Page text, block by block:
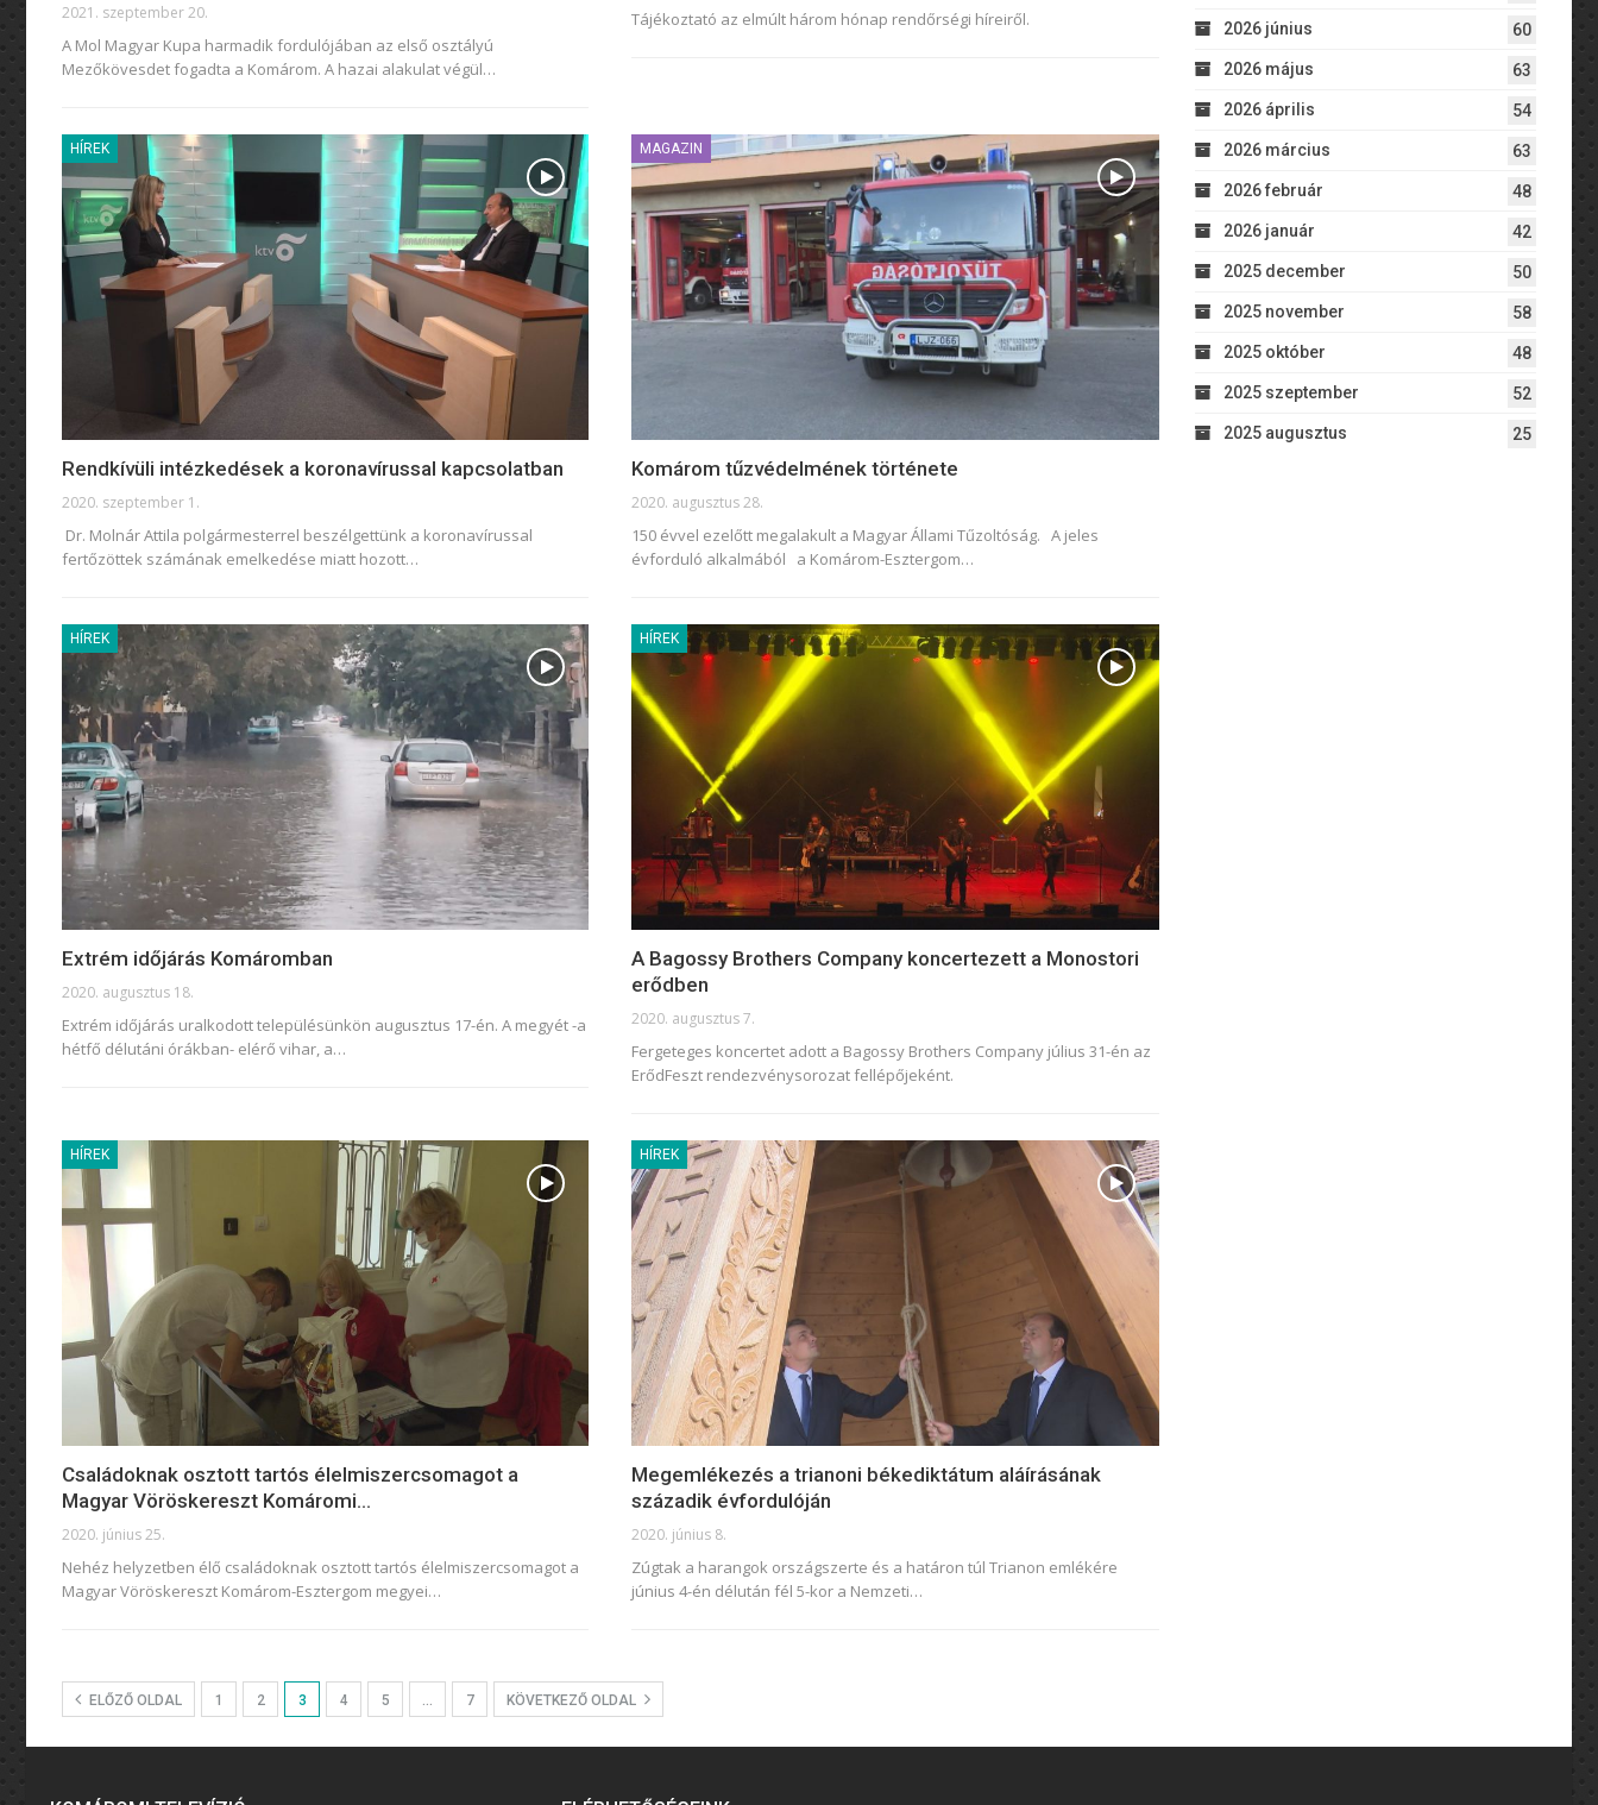
2021. szeptember 20.
A Mol Magyar Kupa harmadik fordulójában az első osztályú
Mezőkövesdet fogadta a Komárom. A hazai alakulat végül…
Tájékoztató az elmúlt három hónap rendőrségi híreiről.
HÍREK
Rendkívüli intézkedések a koronavírussal kapcsolatban
2020. szeptember 1.
Dr. Molnár Attila polgármesterrel beszélgettünk a koronavírussal
fertőzöttek számának emelkedése miatt hozott…
MAGAZIN
Komárom tűzvédelmének története
2020. augusztus 28.
150 évvel ezelőtt megalakult a Magyar Állami Tűzoltóság. A jeles
évforduló alkalmából a Komárom-Esztergom…
HÍREK
Extrém időjárás Komáromban
2020. augusztus 18.
Extrém időjárás uralkodott településünkön augusztus 17-én. A megyét -a
hétfő délutáni órákban- elérő vihar, a…
HÍREK
A Bagossy Brothers Company koncertezett a Monostori
erődben
2020. augusztus 7.
Fergeteges koncertet adott a Bagossy Brothers Company július 31-én az
ErődFeszt rendezvénysorozat fellépőjeként.
HÍREK
Családoknak osztott tartós élelmiszercsomagot a
Magyar Vöröskereszt Komáromi…
2020. június 25.
Nehéz helyzetben élő családoknak osztott tartós élelmiszercsomagot a
Magyar Vöröskereszt Komárom-Esztergom megyei…
HÍREK
Megemlékezés a trianoni békediktátum aláírásának
századik évfordulóján
2020. június 8.
Zúgtak a harangok országszerte és a határon túl Trianon emlékére
június 4-én délután fél 5-kor a Nemzeti…
ELŐZŐ OLDAL 1 2 3 4 5 … 7 KÖVETKEZŐ OLDAL
2026 június 60
2026 május 63
2026 április 54
2026 március 63
2026 február 48
2026 január 42
2025 december 50
2025 november 58
2025 október 48
2025 szeptember 52
2025 augusztus 25